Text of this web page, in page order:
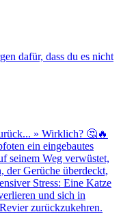
dafür, dass du es nicht
» Wirklich? 🤔🔥
ein eingebautes
seinem Weg verwüstet,
der Gerüche überdeckt,
Stress: Eine Katze
und sich in
zurückzukehren.